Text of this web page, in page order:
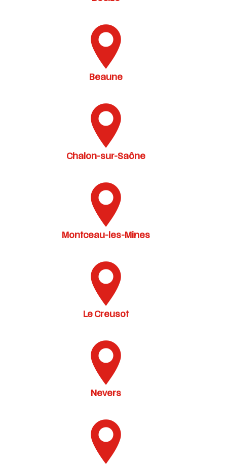
Beaune
Chalon-sur-Saône
Montceau-les-Mines
Le Creusot
Nevers